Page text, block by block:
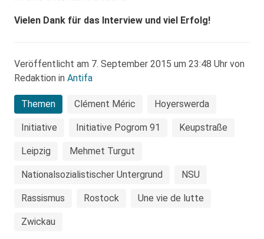
Vielen Dank für das Interview und viel Erfolg!
Veröffentlicht am 7. September 2015 um 23:48 Uhr von
Redaktion in Antifa
Themen Clément Méric Hoyerswerda
Initiative Initiative Pogrom 91 Keupstraße
Leipzig Mehmet Turgut
Nationalsozialistischer Untergrund NSU
Rassismus Rostock Une vie de lutte
Zwickau